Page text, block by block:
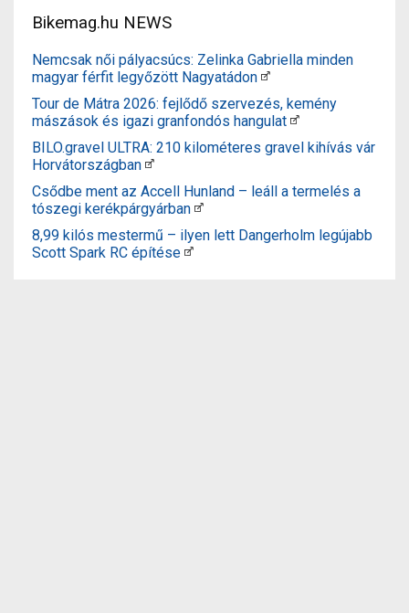
Bikemag.hu NEWS
Nemcsak női pályacsúcs: Zelinka Gabriella minden
magyar férfit legyőzött Nagyatádon
Tour de Mátra 2026: fejlődő szervezés, kemény
mászások és igazi granfondós hangulat
BILO.gravel ULTRA: 210 kilométeres gravel kihívás vár
Horvátországban
Csődbe ment az Accell Hunland – leáll a termelés a
tószegi kerékpárgyárban
8,99 kilós mestermű – ilyen lett Dangerholm legújabb
Scott Spark RC építése